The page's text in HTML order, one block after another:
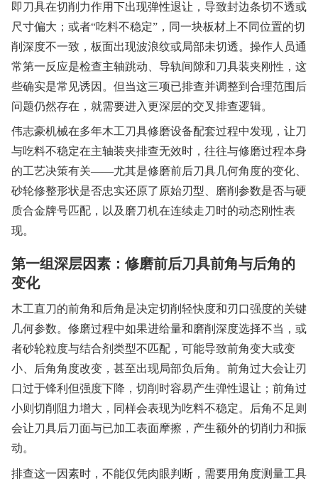
即刀具在切削力作用下出现弹性退让，导致封边条切不透或
尺寸偏大；或者“吃料不稳定”，同一块板材上不同位置的切
削深度不一致，板面出现波浪纹或局部未切透。操作人员通
常第一反应是检查主轴跳动、导轨间隙和刀具装夹刚性，这
些确实是常见诱因。但当这三项已排查并调整到合理范围后
问题仍然存在，就需要进入更深层的交叉排查逻辑。
伟志豪机械在多年木工刀具修磨设备配套过程中发现，让刀
与吃料不稳定在主轴装夹排查无效时，往往与修磨过程本身
的工艺决策有关——尤其是修磨前后刀具几何角度的变化、
砂轮修整形状是否忠实还原了原始刃型、磨削参数是否与硬
质合金牌号匹配，以及磨刀机在连续走刀时的动态刚性表
现。
第一组深层因素：修磨前后刀具前角与后角的
变化
木工直刀的前角和后角是决定切削轻快度和刃口强度的关键
几何参数。修磨过程中如果进给量和磨削深度选择不当，或
者砂轮粒度与结合剂类型不匹配，可能导致前角变大或变
小、后角角度改变，甚至出现局部负后角。前角过大会让刃
口过于锋利但强度下降，切削时容易产生弹性退让；前角过
小则切削阻力增大，同样会表现为吃料不稳定。后角不足则
会让刀具后刀面与已加工表面摩擦，产生额外的切削力和振
动。
排查这一因素时，不能仅凭肉眼判断，需要用角度测量工具